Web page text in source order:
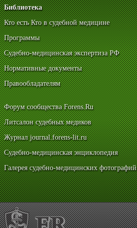
Библиотека
Кто есть Кто в судебной медицине
Программы
Судебно-медицинская экспертиза РФ
Нормативные документы
Правообладателям
Форум сообщества Forens.Ru
Литсалон судебных медиков
Журнал journal.forens-lit.ru
Судебно-медицинская энциклопедия
Галерея судебно-медицинских фотографий